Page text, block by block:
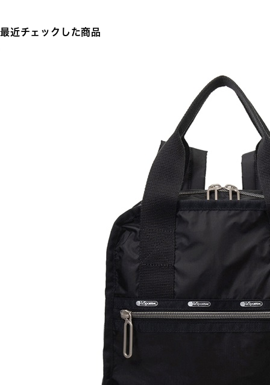
最近チェックした商品